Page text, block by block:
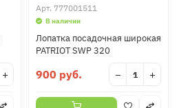
+
Арт. 777001511
В наличии
Лопатка посадочная широкая
PATRIOT SWP 320
900 руб. − +